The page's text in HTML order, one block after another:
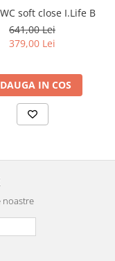
soft close I.Life B
641,00 Lei
379,00 Lei
IN COS
noastre